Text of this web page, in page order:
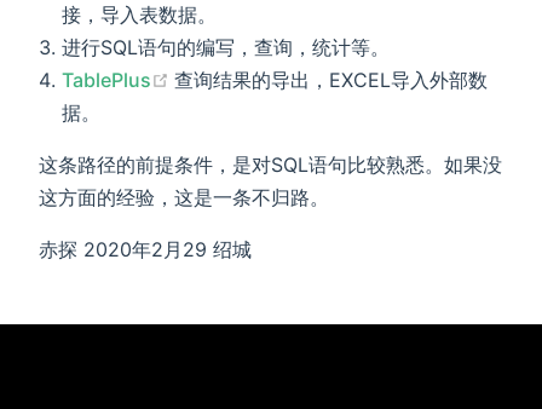
接，导入表数据。
进行SQL语句的编写，查询，统计等。
TablePlus
(opens new window)
查询结果的导出，EXCEL导入外部数
据。
这条路径的前提条件，是对SQL语句比较熟悉。如果没
这方面的经验，这是一条不归路。
赤探 2020年2月29 绍城